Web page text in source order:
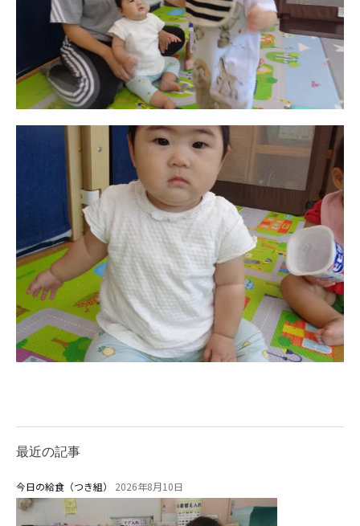
最近の記事
今日の給食（つき組） 2026年8月10日